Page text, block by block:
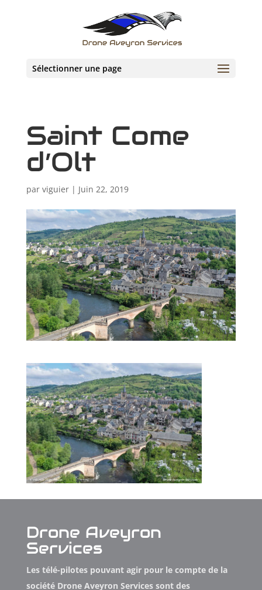
Sélectionner une page
Saint Come
d’Olt
par viguier| Juin 22, 2019
Drone Aveyron
Services
Les télé-pilotes pouvant agir pour le compte de la
société Drone Aveyron Services sont des